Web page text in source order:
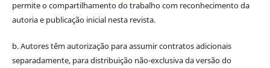
permite o compartilhamento do trabalho com reconhecimento da
autoria e publicação inicial nesta revista.
b. Autores têm autorização para assumir contratos adicionais
separadamente, para distribuição não-exclusiva da versão do